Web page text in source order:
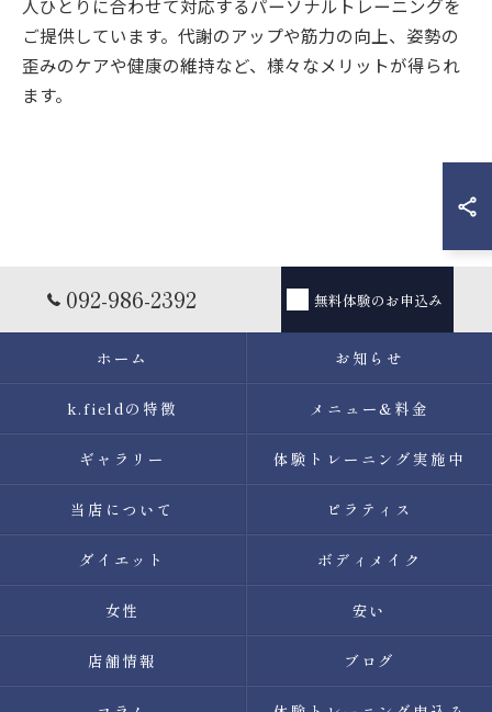
人ひとりに合わせて対応するパーソナルトレーニングを
ご提供しています。代謝のアップや筋力の向上、姿勢の
歪みのケアや健康の維持など、様々なメリットが得られ
ます。
092-986-2392 無料体験のお申込み
ホーム お知らせ
k.fieldの特徴 メニュー&料金
ギャラリー 体験トレーニング実施中
当店について ピラティス
ダイエット ボディメイク
女性 安い
店舗情報 ブログ